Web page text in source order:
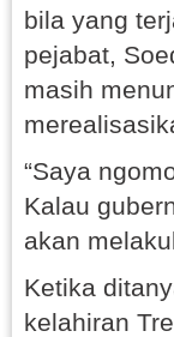
bila yang
pejabat,
masih
“Saya
Kalau
akan
Ketika
kelahiran